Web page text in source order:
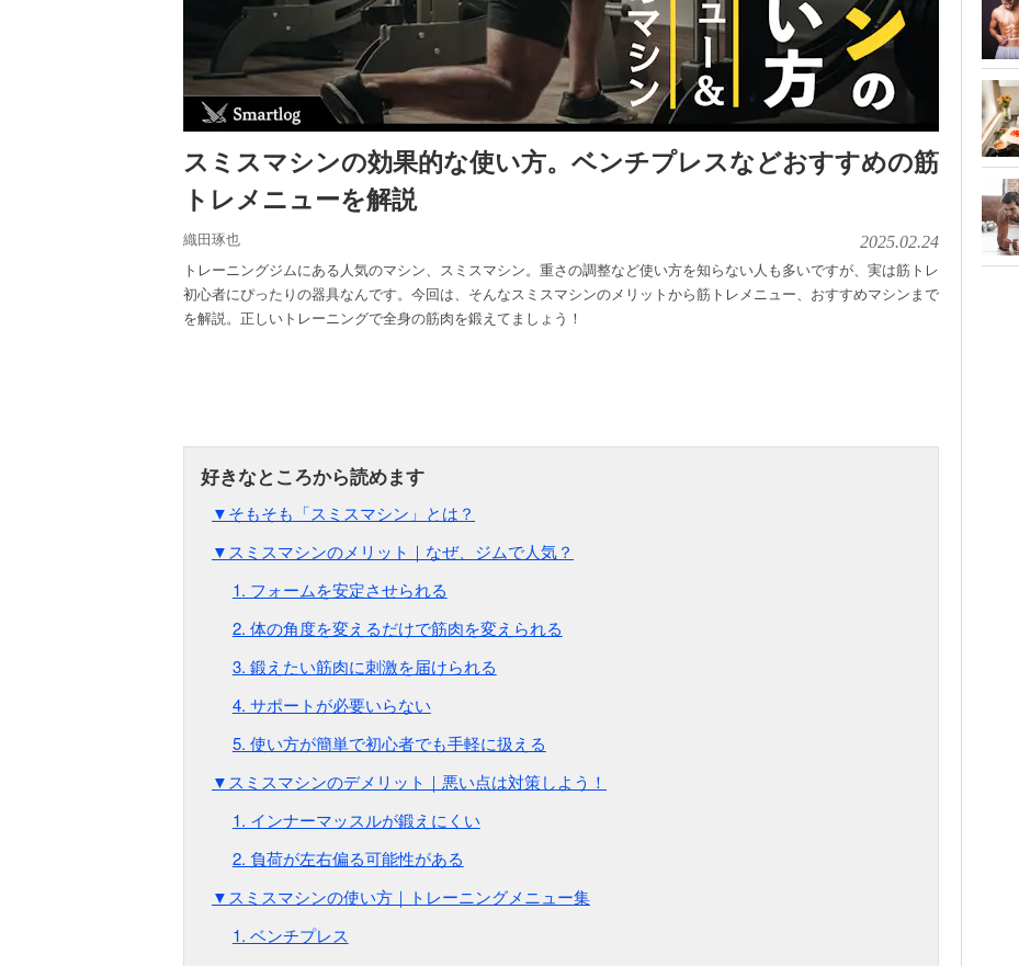
スミスマシンの効果的な使い方。ベンチプレスなどおすすめの筋
トレメニューを解説
織田琢也 2025.02.24
トレーニングジムにある人気のマシン、スミスマシン。重さの調整など使い方を知らない人も多いですが、実は筋トレ
初心者にぴったりの器具なんです。今回は、そんなスミスマシンのメリットから筋トレメニュー、おすすめマシンまで
を解説。正しいトレーニングで全身の筋肉を鍛えてましょう！
▼そもそも「スミスマシン」とは？
▼スミスマシンのメリット｜なぜ、ジムで人気？
1. フォームを安定させられる
2. 体の角度を変えるだけで筋肉を変えられる
3. 鍛えたい筋肉に刺激を届けられる
4. サポートが必要いらない
5. 使い方が簡単で初心者でも手軽に扱える
▼スミスマシンのデメリット｜悪い点は対策しよう！
1. インナーマッスルが鍛えにくい
2. 負荷が左右偏る可能性がある
▼スミスマシンの使い方｜トレーニングメニュー集
1. ベンチプレス